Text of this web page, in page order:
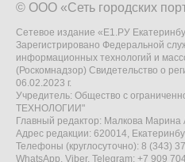
© ООО «Сеть городских
Сетевое издание «Е1.РУ
Зарегистрировано Федеральной
информационных технологий и
(Роскомнадзор) Свидетельство о
06.02.2023 г.
Учредитель: Общество с
ТЕХНОЛОГИИ"
Главный редактор: Малкова Марина
Адрес редакции: 620014,
Телефоны (круглосуточно): 8 (343)
WhatsApp, Viber, Telegram: +7 909